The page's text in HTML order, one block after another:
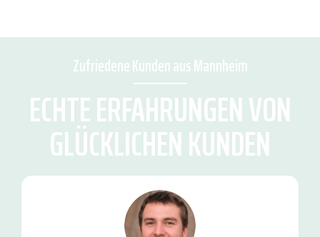
Zufriedene Kunden aus Mannheim
ECHTE ERFAHRUNGEN VON
GLÜCKLICHEN KUNDEN